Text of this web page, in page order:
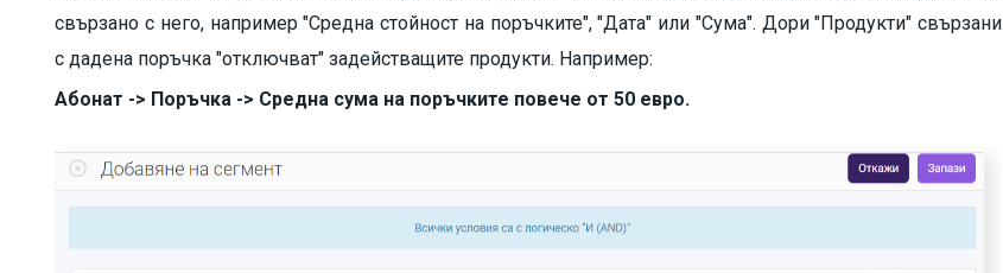
свързано с него, например "Средна стойност на поръчките", "Дата" или "Сума". Дори "Продукти" свързани
с дадена поръчка "отключват" задействащите продукти. Например:
Абонат -> Поръчка -> Средна сума на поръчките повече от 50 евро.